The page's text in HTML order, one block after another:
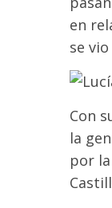
en
se
Con
la
por